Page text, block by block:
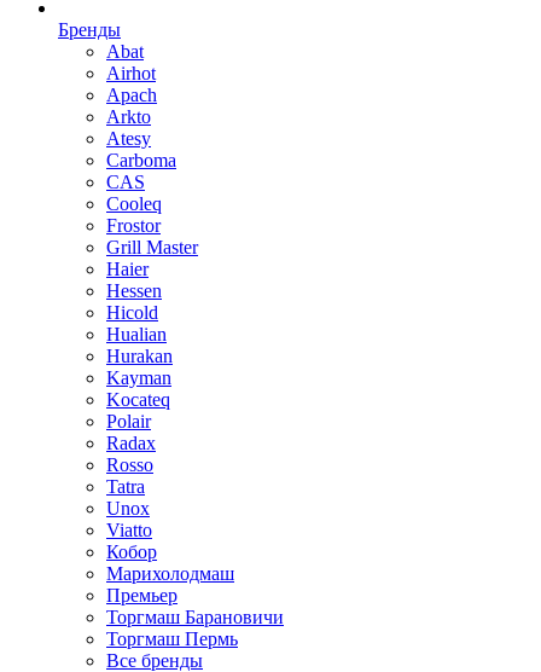
Бренды
Abat
Airhot
Apach
Arkto
Atesy
Carboma
CAS
Cooleq
Frostor
Grill Master
Haier
Hessen
Hicold
Hualian
Hurakan
Kayman
Kocateq
Polair
Radax
Rosso
Tatra
Unox
Viatto
Кобор
Марихолодмаш
Премьер
Торгмаш Барановичи
Торгмаш Пермь
Все бренды